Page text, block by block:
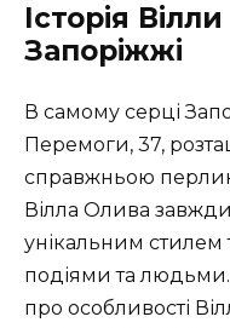
Історія
Запоріжжі
В самому серці
Перемоги, 37,
справжньою
Вілла Олива
унікальним стилем
подіями та людьми.
про особливості